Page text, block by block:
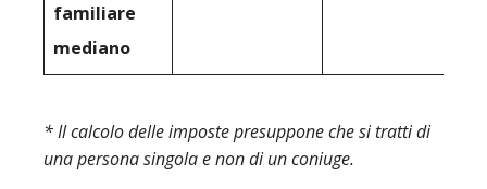
familiare
mediano
* Il calcolo delle imposte presuppone che si tratti di
una persona singola e non di un coniuge.